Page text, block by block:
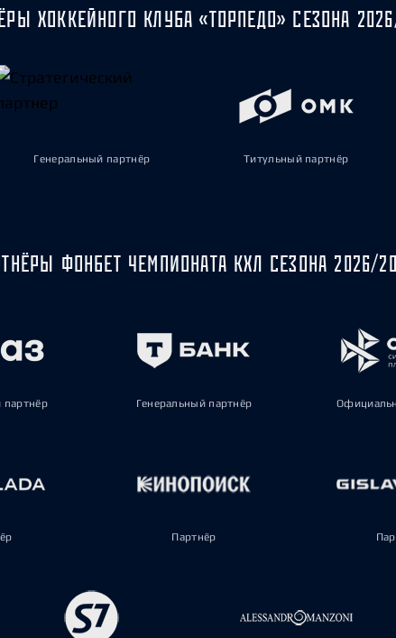
ХОККЕЙНОГО КЛУБА «ТОРПЕДО» СЕЗОНА
Генеральный партнёр Титульный партнёр
ФОНБЕТ ЧЕМПИОНАТА КХЛ СЕЗОНА 2026/
партнёр Генеральный партнёр
Партнёр